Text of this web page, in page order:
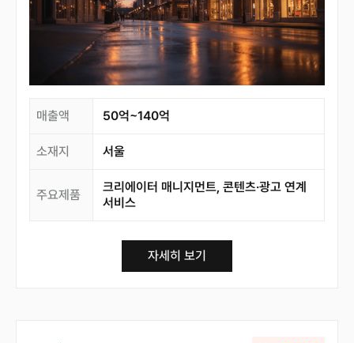
매출액 50억~140억
소재지 서울
주요제품
크리에이터 매니지먼트, 콘텐츠·광고 연계
서비스
자세히 보기